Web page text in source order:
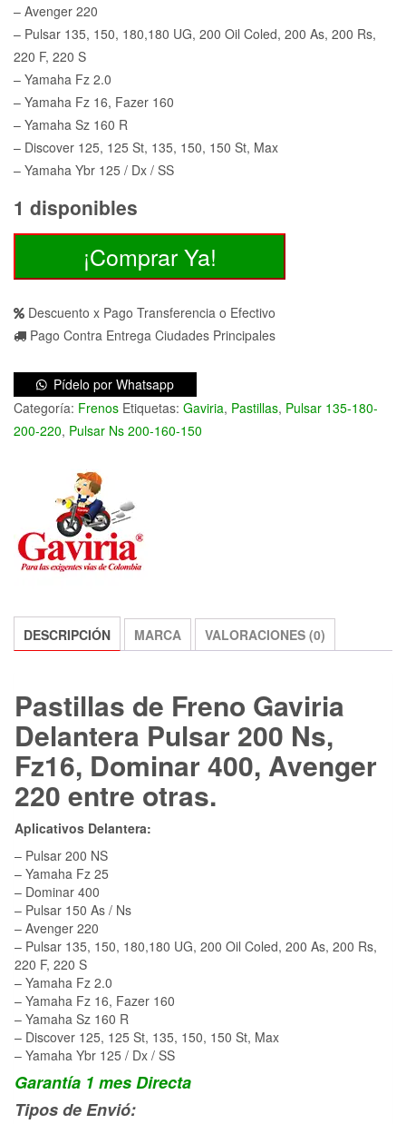
$25.900.$16.900.
– Avenger 220
– Pulsar 135, 150, 180,180 UG, 200 Oil Coled, 200 As, 200 Rs,
220 F, 220 S
– Yamaha Fz 2.0
– Yamaha Fz 16, Fazer 160
– Yamaha Sz 160 R
– Discover 125, 125 St, 135, 150, 150 St, Max
– Yamaha Ybr 125 / Dx / SS
1 disponibles
Fz16,
Discover
Avenger
220
Gaviria
cantidad
¡Comprar Ya!
Descuento x Pago Transferencia o Efectivo
Pago Contra Entrega Ciudades Principales
Pídelo por Whatsapp
Categoría: Frenos Etiquetas: Gaviria, Pastillas, Pulsar 135-180-
200-220, Pulsar Ns 200-160-150
DESCRIPCIÓN MARCA VALORACIONES (0)
Pastillas de Freno Gaviria
Delantera Pulsar 200 Ns,
Fz16, Dominar 400, Avenger
220 entre otras.
Aplicativos Delantera:
– Pulsar 200 NS
– Yamaha Fz 25
– Dominar 400
– Pulsar 150 As / Ns
– Avenger 220
– Pulsar 135, 150, 180,180 UG, 200 Oil Coled, 200 As, 200 Rs,
220 F, 220 S
– Yamaha Fz 2.0
– Yamaha Fz 16, Fazer 160
– Yamaha Sz 160 R
– Discover 125, 125 St, 135, 150, 150 St, Max
– Yamaha Ybr 125 / Dx / SS
Garantía 1 mes Directa
Tipos de Envió: